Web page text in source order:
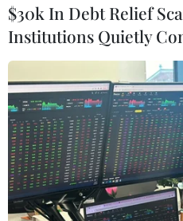
Ronaldo làm điều
thoát thua trước
29/04/2022 02:21
$30k In Debt Relief
Institutions Quietly